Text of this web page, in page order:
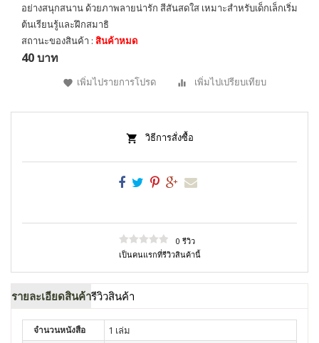
อย่างสนุกสนาน ด้วยภาพลายน่ารัก สีสันสดใส เหมาะสำหรับเด็กเล็กเริ่ม
ต้นเรียนรู้และฝึกสมาธิ
สถานะของสินค้า : สินค้าหมด
40 บาท
เพิ่มไปรายการโปรด เพิ่มไปเปรียบเทียบ
วิธีการสั่งซื้อ
0 รีวิว
เป็นคนแรกที่รีวิวสินค้านี้
รายละเอียดสินค้ารีวิวสินค้า
จำนวนหนังสือ 1 เล่ม